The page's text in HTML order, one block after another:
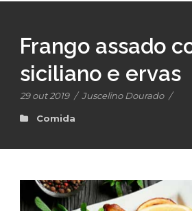
Frango assado
siciliano e ervas
29 out 2019 / Juscelino Dourado /
Comida